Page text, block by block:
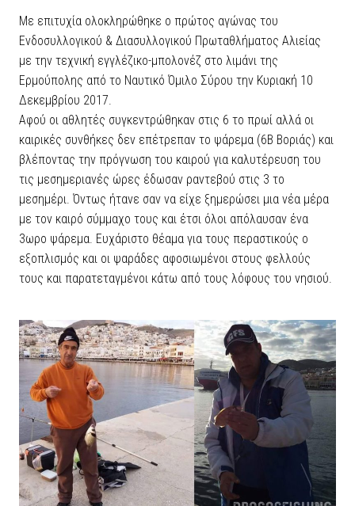
Με επιτυχία ολοκληρώθηκε ο πρώτος αγώνας του
Ενδοσυλλογικού & Διασυλλογικού Πρωταθλήματος Αλιείας
με την τεχνική εγγλέζικο-μπολονέζ στο λιμάνι της
Ερμούπολης από το Ναυτικό Όμιλο Σύρου την Κυριακή 10
Δεκεμβρίου 2017.
Αφού οι αθλητές συγκεντρώθηκαν στις 6 το πρωί αλλά οι
καιρικές συνθήκες δεν επέτρεπαν το ψάρεμα (6Β Βοριάς) και
βλέποντας την πρόγνωση του καιρού για καλυτέρευση του
τις μεσημεριανές ώρες έδωσαν ραντεβού στις 3 το
μεσημέρι. Όντως ήτανε σαν να είχε ξημερώσει μια νέα μέρα
με τον καιρό σύμμαχο τους και έτσι όλοι απόλαυσαν ένα
3ωρο ψάρεμα. Ευχάριστο θέαμα για τους περαστικούς ο
εξοπλισμός και οι ψαράδες αφοσιωμένοι στους φελλούς
τους και παρατεταγμένοι κάτω από τους λόφους του νησιού.